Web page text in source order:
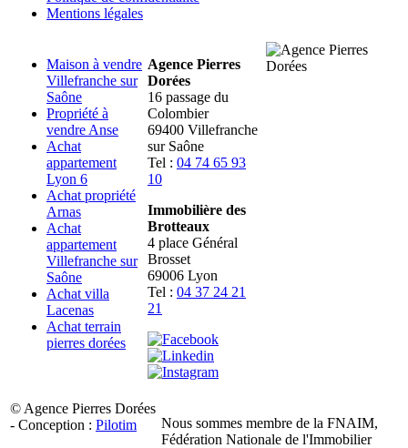
Mentions légales
Maison à vendre
Villefranche sur
Saône
Propriété à
vendre Anse
Achat
appartement
Lyon 6
Achat propriété
Arnas
Achat
appartement
Villefranche sur
Saône
Achat villa
Lacenas
Achat terrain
pierres dorées
Agence Pierres
Dorées
16 passage du
Colombier
69400 Villefranche
sur Saône
Tel : 04 74 65 93
10
Immobilière des
Brotteaux
4 place Général
Brosset
69006 Lyon
Tel : 04 37 24 21
21
© Agence Pierres Dorées
- Conception : Pilotim
Nous sommes membre de la FNAIM,
Fédération Nationale de l'Immobilier